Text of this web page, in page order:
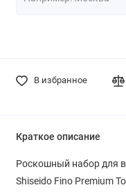
В избранное
Краткое описание
Роскошный набор для
Shiseido Fino Premium